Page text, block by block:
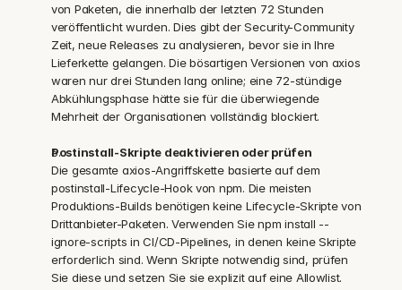
von Paketen, die innerhalb der letzten 72 Stunden
veröffentlicht wurden. Dies gibt der Security-Community
Zeit, neue Releases zu analysieren, bevor sie in Ihre
Lieferkette gelangen. Die bösartigen Versionen von axios
waren nur drei Stunden lang online; eine 72-stündige
Abkühlungsphase hätte sie für die überwiegende
Mehrheit der Organisationen vollständig blockiert.
Postinstall-Skripte deaktivieren oder prüfen
Die gesamte axios-Angriffskette basierte auf dem
postinstall-Lifecycle-Hook von npm. Die meisten
Produktions-Builds benötigen keine Lifecycle-Skripte von
Drittanbieter-Paketen. Verwenden Sie npm install --
ignore-scripts in CI/CD-Pipelines, in denen keine Skripte
erforderlich sind. Wenn Skripte notwendig sind, prüfen
Sie diese und setzen Sie sie explizit auf eine Allowlist.